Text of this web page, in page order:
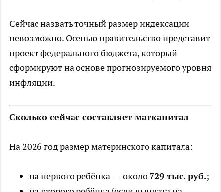
Сейчас назвать точный размер индексации
невозможно. Осенью правительство представит
проект федерального бюджета, который
сформируют на основе прогнозируемого уровня
инфляции.
Сколько сейчас составляет маткапитал
На 2026 год размер материнского капитала:
на первого ребёнка — около 729 тыс. руб.;